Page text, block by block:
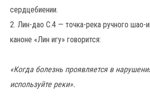
сердцебиении.
2. Лин-дао С.4 — точка-река ручного шао-
каноне «Лин игу» говорится:
«Когда болезнь проявляется в
используйте реки».